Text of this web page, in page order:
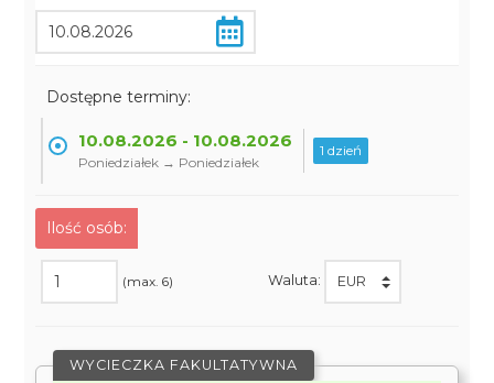
Dostępne terminy:
10.08.2026 - 10.08.2026
Poniedziałek → Poniedziałek
1 dzień
Ilość osób:
(max. 6) Waluta:
WYCIECZKA FAKULTATYWNA